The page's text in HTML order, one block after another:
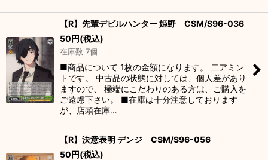
【R】先輩デビルハンター 姫野 CSM/S96-036
50円(税込)
在庫数 7個
■商品について 1枚の金額になります。 二アミン
トです。 中古品の状態に対しては、個人差があり
ますので、 極端にこだわりのある方は、ご購入を
ご遠慮下さい。 ■在庫は十分注意しております
が、店頭在庫…
【R】決意表明 デンジ CSM/S96-056
50円(税込)